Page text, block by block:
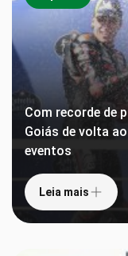
Com recorde de
Goiás de volta
eventos
Leia mais